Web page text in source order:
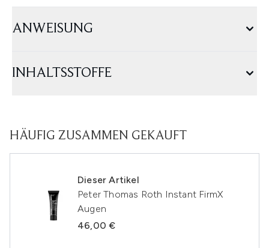
ANWEISUNG
INHALTSSTOFFE
HÄUFIG ZUSAMMEN GEKAUFT
Dieser Artikel
Peter Thomas Roth Instant FirmX
Augen
46,00 €